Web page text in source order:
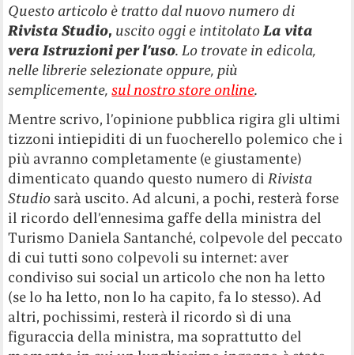
Questo articolo è tratto dal nuovo numero di
Rivista Studio, uscito oggi e intitolatoLa vita
vera Istruzioni per l’uso. Lo trovate in edicola,
nelle librerie selezionate oppure, più
semplicemente,sul nostro store online.
Mentre scrivo, l’opinione pubblica rigira gli ultimi
tizzoni intiepiditi di un fuocherello polemico che i
più avranno completamente (e giustamente)
dimenticato quando questo numero di Rivista
Studio sarà uscito. Ad alcuni, a pochi, resterà forse
il ricordo dell’ennesima gaffe della ministra del
Turismo Daniela Santanché, colpevole del peccato
di cui tutti sono colpevoli su internet: aver
condiviso sui social un articolo che non ha letto
(se lo ha letto, non lo ha capito, fa lo stesso). Ad
altri, pochissimi, resterà il ricordo sì di una
figuraccia della ministra, ma soprattutto del